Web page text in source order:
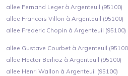
allee Fernand Leger à Argenteuil (95100)
allee Francois Villon à Argenteuil (95100)
allee Frederic Chopin à Argenteuil (95100)
allee Gustave Courbet à Argenteuil
allee Hector Berlioz à Argenteuil (95100)
allee Henri Wallon à Argenteuil (95100)